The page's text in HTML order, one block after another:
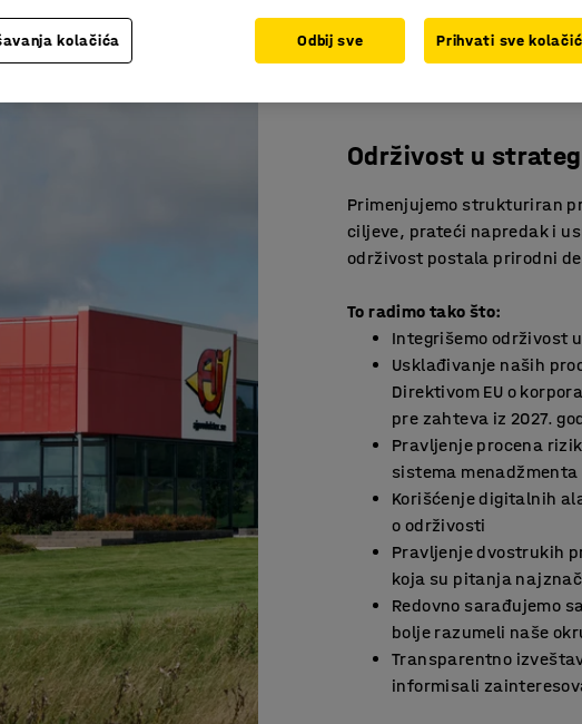
Održivost u
Primenjujemo strukturiran
ciljeve, prateći napredak i
održivost postala prirodni
To radimo tako što:
Integrišemo održivost
Usklađivanje naših
Direktivom EU o
pre zahteva iz 2027.
Pravljenje procena
sistema menadžmenta
Korišćenje digitalnih
o održivosti
Pravljenje dvostrukih
koja su pitanja
Redovno sarađujemo
bolje razumeli naše
Transparentno
informisali
kolačića Odbij sve Prihvati sve